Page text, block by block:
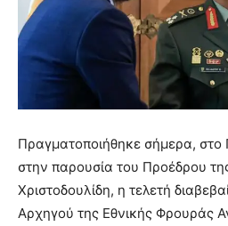
Πραγματοποιήθηκε σήμερα,
στην παρουσία του Προέδρου
Χριστοδουλίδη, η τελετή
Αρχηγού της Εθνικής Φρουράς